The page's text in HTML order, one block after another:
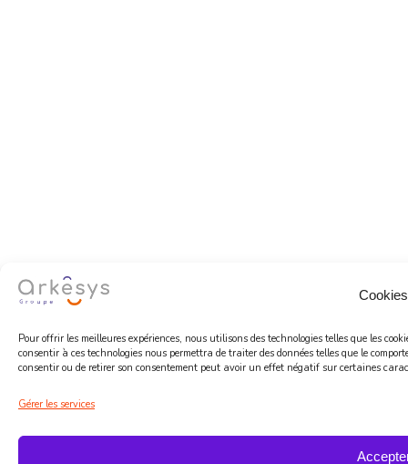
Cookies
Pour offrir les meilleures expériences, nous utilisons des technologies telles que les
consentir à ces technologies nous permettra de traiter des données telles que le
consentir ou de retirer son consentement peut avoir un effet négatif sur certaines
Gérer les services